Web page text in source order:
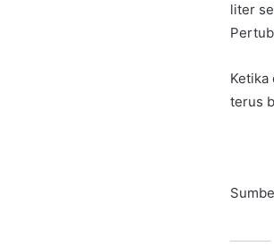
liter
Ketika
terus